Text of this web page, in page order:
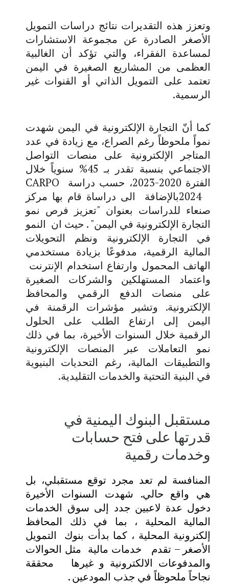
وتعزز هذه التقديرات نتائج دراسات التمويل
الأصغر الصادرة عن مجموعة الاستشارات
لمساعدة الفقراء، والتي تؤكد أن الغالبية
العظمى من المشاريع الصغيرة في اليمن
تعتمد على التمويل الذاتي أو القنوات غير
الرسمية.
كما أنّ التجارة الإلكترونية في اليمن شهدت
نمواً ملحوظاً رغم الصراع، مع زيادة في عدد
المتاجر الإلكترونية على منصات التواصل
الاجتماعي بنسبة تقدر بـ 45% سنوياً خلال
الفترة 2020-2023، حسب دراسة
CARPO
2024بالإضافة الى دراساة قام بها مركز
صنعاء للدراسات بعنوان "تعزيز فرص نمو
التجارة الإلكترونية في اليمن" . حيث ان النمو
في التجارة الإلكترونية ونظم التحويلات
المالية الرقمية، مدفوعًا بزيادة مستخدمي
الهاتف المحمول وارتفاع استخدام الإنترنت
واعتماد المستهلكين والشركات الصغيرة
على منصات الدفع الرقمي والمحافظ
الإلكترونية. وتشير مؤشرات الرقمنة في
اليمن إلى ارتفاع الطلب على الحلول
الرقمية خلال السنوات الأخيرة، بما في ذلك
نمو التعاملات عبر المنصات الإلكترونية
والتطبيقات المالية، رغم التحديات البنيوية
في البنية التحتية والخدمات التقليدية.
مستقبل البنوك اليمنية في
قدرتها على فتح حسابات
وخدمات رقمية
المنافسة لم تعد مجرد توقع مستقبلي، بل
هي واقع حالي. شهدت السنوات الأخيرة
دخول عدة لاعبين جدد إلى سوق الخدمات
المالية المحلية ، بما في ذلك المحافظ
إلكترونية المحلية ، كما بدأت بنوك التمويل
الأصغر – تقدم خدمات مالية مثل الحوالات
والمدفوعات الالكترونية و غيرها محققة
نجاحاً ملحوظاً في جذب المودعين .